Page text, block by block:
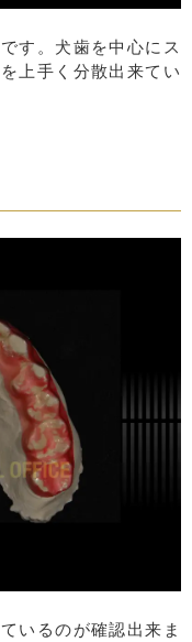
す。犬歯を中心にス
上手く分散出来てい
いるのが確認出来ま